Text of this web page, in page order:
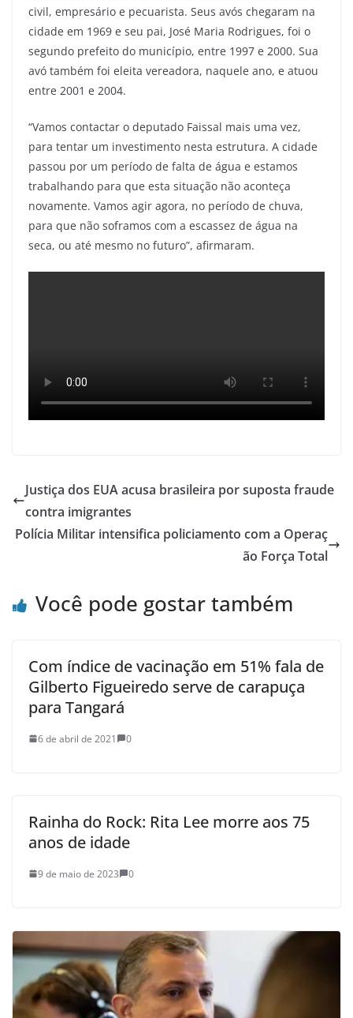
civil, empresário e pecuarista. Seus avós chegaram na
cidade em 1969 e seu pai, José Maria Rodrigues, foi o
segundo prefeito do município, entre 1997 e 2000. Sua
avó também foi eleita vereadora, naquele ano, e atuou
entre 2001 e 2004.
“Vamos contactar o deputado Faissal mais uma vez,
para tentar um investimento nesta estrutura. A cidade
passou por um período de falta de água e estamos
trabalhando para que esta situação não aconteça
novamente. Vamos agir agora, no período de chuva,
para que não soframos com a escassez de água na
seca, ou até mesmo no futuro”, afirmaram.
Justiça dos EUA acusa brasileira por suposta fraude
contra imigrantes
Polícia Militar intensifica policiamento com a Operaç
ão Força Total
Você pode gostar também
Com índice de vacinação em 51% fala de
Gilberto Figueiredo serve de carapuça
para Tangará
6 de abril de 2021 0
Rainha do Rock: Rita Lee morre aos 75
anos de idade
9 de maio de 2023 0